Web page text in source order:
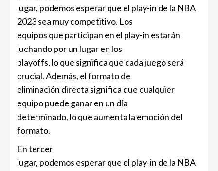
lugar, podemos esperar que el play-in de la NBA
2023 sea muy competitivo. Los
equipos que participan en el play-in estarán
luchando por un lugar en los
playoffs, lo que significa que cada juego será
crucial. Además, el formato de
eliminación directa significa que cualquier
equipo puede ganar en un día
determinado, lo que aumenta la emoción del
formato.
En tercer
lugar, podemos esperar que el play-in de la NBA